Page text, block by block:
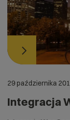
29 października
Integracja